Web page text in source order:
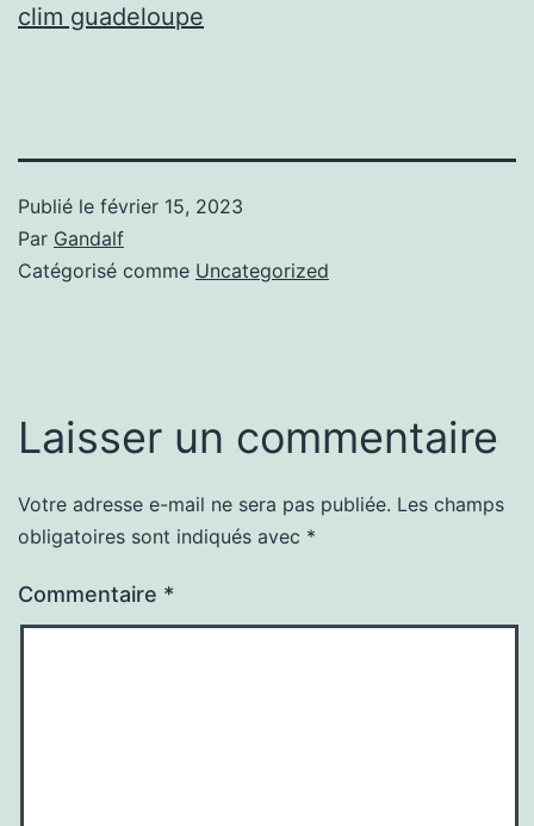
clim guadeloupe
Publié le février 15, 2023
Par Gandalf
Catégorisé comme Uncategorized
Laisser un commentaire
Votre adresse e-mail ne sera pas publiée. Les champs
obligatoires sont indiqués avec *
Commentaire *